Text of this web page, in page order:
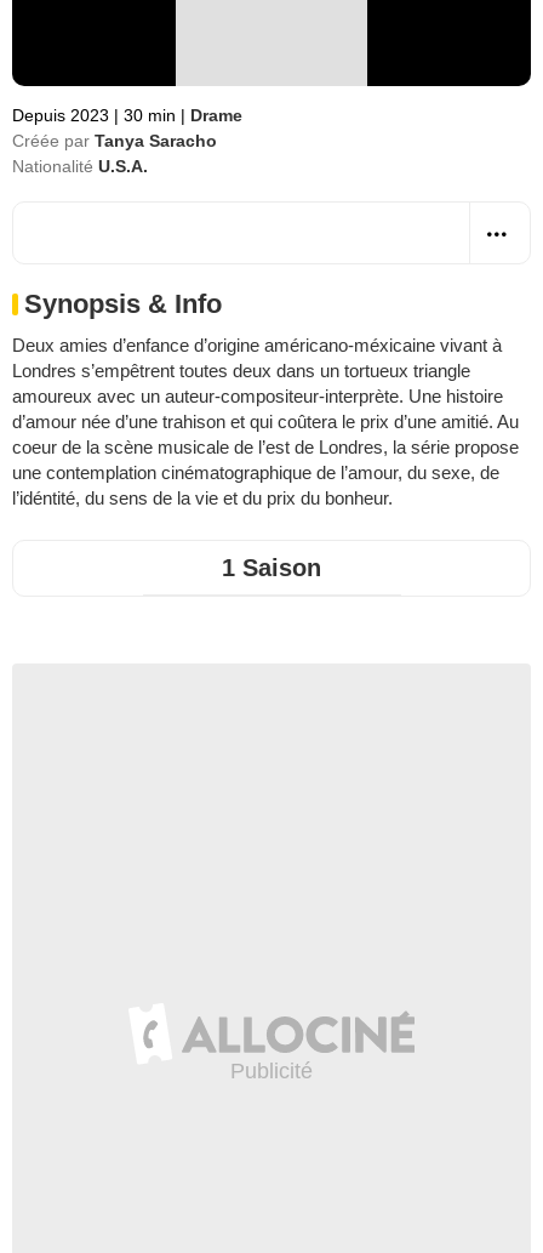
Depuis 2023 | 30 min | Drame
Créée par Tanya Saracho
Nationalité U.S.A.
Synopsis & Info
Deux amies d’enfance d’origine américano-méxicaine vivant à
Londres s’empêtrent toutes deux dans un tortueux triangle
amoureux avec un auteur-compositeur-interprète. Une histoire
d’amour née d’une trahison et qui coûtera le prix d’une amitié. Au
coeur de la scène musicale de l’est de Londres, la série propose
une contemplation cinématographique de l’amour, du sexe, de
l’idéntité, du sens de la vie et du prix du bonheur.
1 Saison